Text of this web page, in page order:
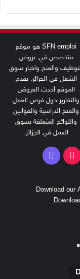
SFN emploi هو موقع
متخصص في عروض
والمنح واخبار سوق
الشغل في الجزائر. يقدم
الموقع أحدث العروض
والتقارير حول فرص العمل
والمنح الدراسية والقوانين
واللوائح المتعلقة بسوق
العمل في الجزائر.
‫TikTokفايبر